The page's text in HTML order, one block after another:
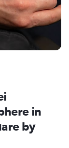
in
by